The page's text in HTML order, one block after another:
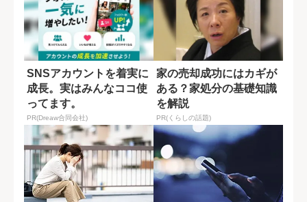
SNSアカウントを着実に
成長。実はみんなココ使
ってます。
PR(Dreaw合同会社)
家の売却成功にはカギが
ある？家処分の基礎知識
を解説
PR(くらしの話題)